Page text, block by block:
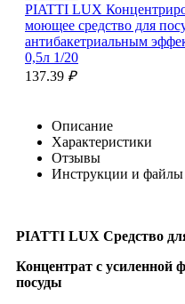
PIATTI LUX
моющее средство для
антибакетриальным
0,5л 1/20
137.39 ₽
антибактериальным
621.00₽
Описание
Характеристики
Отзывы
Инструкции и файлы
PIATTI LUX Средство
Концентрат с усиленной
посуды